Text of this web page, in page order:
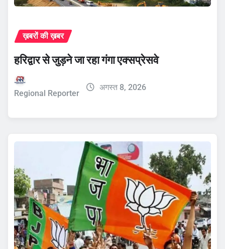
ख़बरों की ख़बर
हरिद्वार से जुड़ने जा रहा गंगा एक्सप्रेसवे
Regional Reporter
अगस्त 8, 2026